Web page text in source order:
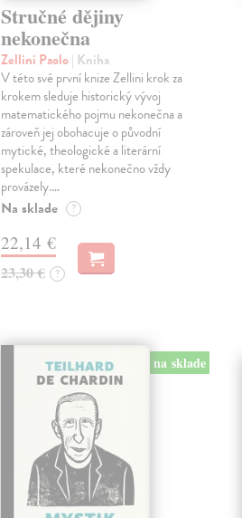
Stručné dějiny
nekonečna
Zellini Paolo| Kniha
V této své první knize Zellini krok za
krokem sleduje historický vývoj
matematického pojmu nekonečna a
zároveň jej obohacuje o původní
mytické, theologické a literární
spekulace, které nekonečno vždy
provázely.…
Na sklade ?
22,14 €
23,30 € ?
na sklade